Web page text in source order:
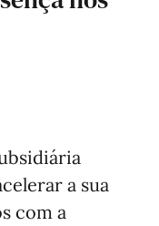
a sua
com a